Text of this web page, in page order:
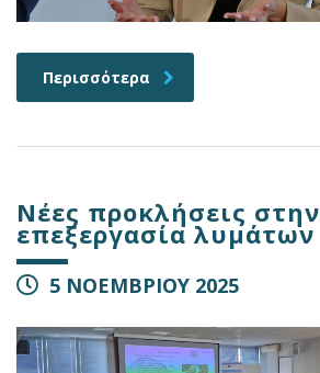
Περισσότερα
Νέες προκλήσεις στην
επεξεργασία λυμάτων
5 ΝΟΕΜΒΡΙΟΥ 2025